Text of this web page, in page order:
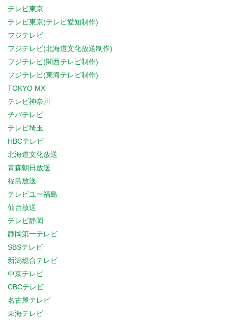
テレビ東京
テレビ東京(テレビ愛知制作)
フジテレビ
フジテレビ(北海道文化放送制作)
フジテレビ(関西テレビ制作)
フジテレビ(東海テレビ制作)
TOKYO MX
テレビ神奈川
チバテレビ
テレビ埼玉
HBCテレビ
北海道文化放送
青森朝日放送
福島放送
テレビユー福島
仙台放送
テレビ静岡
静岡第一テレビ
SBSテレビ
新潟総合テレビ
中京テレビ
CBCテレビ
名古屋テレビ
東海テレビ